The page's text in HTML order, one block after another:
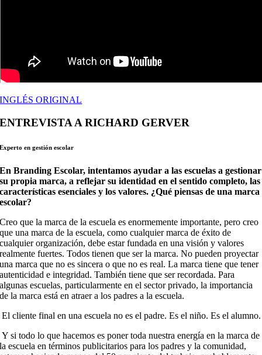
INGLÉS ORIGINAL
ENTREVISTA A RICHARD GERVER
Experto en gestión escolar
En Branding Escolar, intentamos ayudar a las escuelas a gestionar
su propia marca, a reflejar su identidad en el sentido completo, las
características esenciales y los valores. ¿Qué piensas de una marca
escolar?
Creo que la marca de la escuela es enormemente importante, pero creo
que una marca de la escuela, como cualquier marca de éxito de
cualquier organización, debe estar fundada en una visión y valores
realmente fuertes. Todos tienen que ser la marca. No pueden proyectar
una marca que no es sincera o que no es real. La marca tiene que tener
autenticidad e integridad. También tiene que ser recordada. Para
algunas escuelas, particularmente en el sector privado, la importancia
de la marca está en atraer a los padres a la escuela.
El cliente final en una escuela no es el padre. Es el niño. Es el alumno.
Y si todo lo que hacemos es poner toda nuestra energía en la marca de
la escuela en términos publicitarios para los padres y la comunidad,